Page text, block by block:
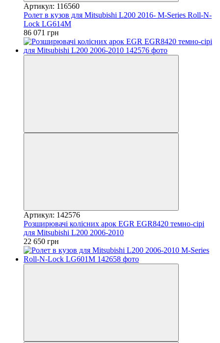
Артикул: 116560
Ролет в кузов для Mitsubishi L200 2016- M-Series Roll-N-
Lock LG614M
86 071 грн
Артикул: 142576
Розширювачі колісних арок EGR EGR8420 темно-сірі
для Mitsubishi L200 2006-2010
22 650 грн